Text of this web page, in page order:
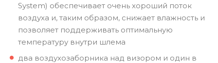
System) обеспечивает очень хороший поток
воздуха и, таким образом, снижает влажность и
позволяет поддерживать оптимальную
температуру внутри шлема
два воздухозаборника над визором и один в